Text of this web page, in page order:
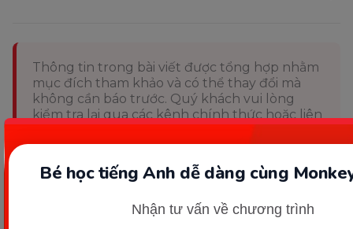
Bé học tiếng Anh dễ dàng cùng
Nhận tư vấn về chương trình
Thông tin trong bài viết được tổng hợp nhằm
mục đích tham khảo và có thể thay đổi mà
không cần báo trước. Quý khách vui lòng
kiểm tra lại qua các kênh chính thức hoặc liên
tình hình thực tế.